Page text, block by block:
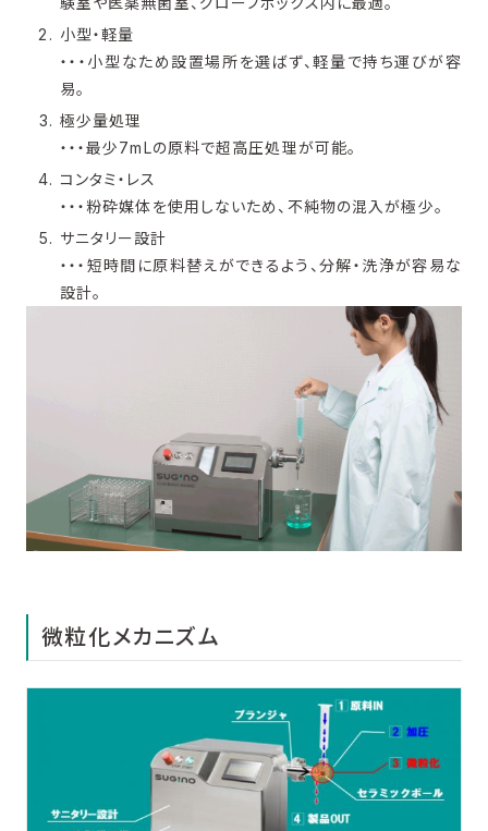
小型・軽量
・・・小型なため設置場所を選ばず、軽量で持ち運びが容
易。
極少量処理
・・・最少7mLの原料で超高圧処理が可能。
コンタミ・レス
・・・粉砕媒体を使用しないため、不純物の混入が極少。
サニタリー設計
・・・短時間に原料替えができるよう、分解・洗浄が容易な
設計。
微粒化メカニズム